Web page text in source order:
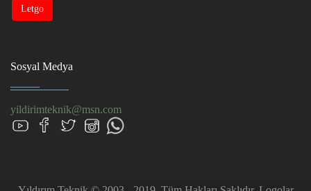
Letgo
Sosyal Medya
yildirimteknik@msn.com